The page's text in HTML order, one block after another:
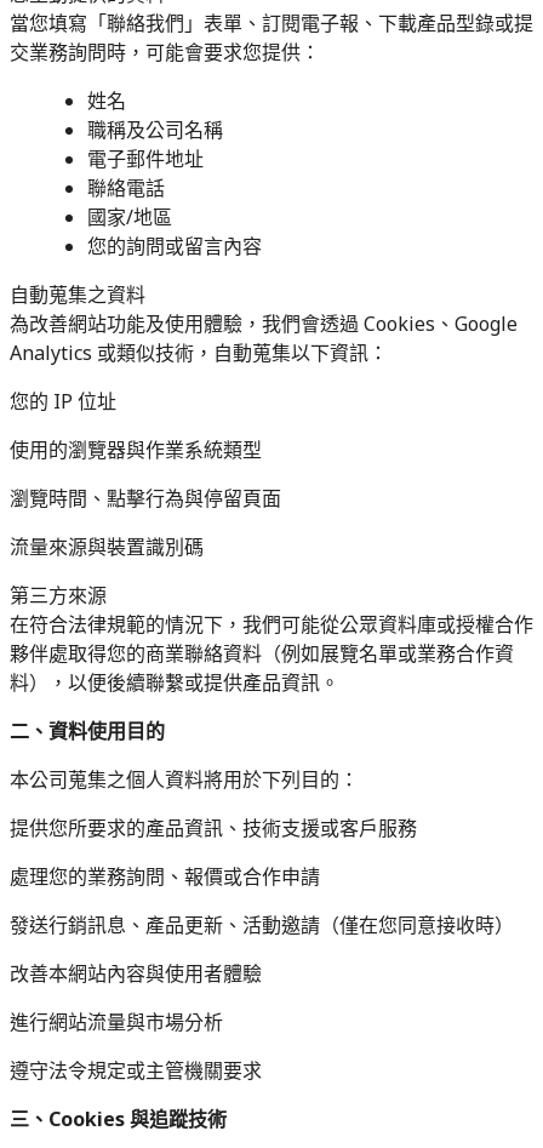
當您填寫「聯絡我們」表單、訂閱電子報、下載產品型錄或提
交業務詢問時，可能會要求您提供：
姓名
職稱及公司名稱
電子郵件地址
聯絡電話
國家/地區
您的詢問或留言內容
自動蒐集之資料
為改善網站功能及使用體驗，我們會透過 Cookies、Google
Analytics 或類似技術，自動蒐集以下資訊：
您的 IP 位址
使用的瀏覽器與作業系統類型
瀏覽時間、點擊行為與停留頁面
流量來源與裝置識別碼
第三方來源
在符合法律規範的情況下，我們可能從公眾資料庫或授權合作
夥伴處取得您的商業聯絡資料（例如展覽名單或業務合作資
料），以便後續聯繫或提供產品資訊。
二、資料使用目的
本公司蒐集之個人資料將用於下列目的：
提供您所要求的產品資訊、技術支援或客戶服務
處理您的業務詢問、報價或合作申請
發送行銷訊息、產品更新、活動邀請（僅在您同意接收時）
改善本網站內容與使用者體驗
進行網站流量與市場分析
遵守法令規定或主管機關要求
三、Cookies 與追蹤技術